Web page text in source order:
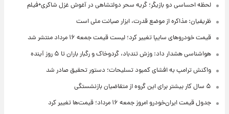
لحظه احساسی دو بازیگر؛ گریه سحر دولتشاهی در آغوش غزل شاکری+فیلم
ظریفیان: مذاکره از موضع قدرت، ابزار صیانت ملی است
قیمت خودروهای سایپا تغییر کرد؛ لیست قیمت جمعه ۱۶ مرداد منتشر شد
هواشناسی هشدار داد: وزش تندباد، گردوخاک و رگبار باران تا ۵ روز آینده
واکنش ترامپ به افشای کمبود تسلیحات؛ دستور تحقیق صادر شد
۵ سال کار بیشتر برای این گروه از متقاضیان بازنشستگی
جدول قیمت ایران‌خودرو امروز جمعه ۱۶ مرداد؛ قیمت‌ها تغییر کرد